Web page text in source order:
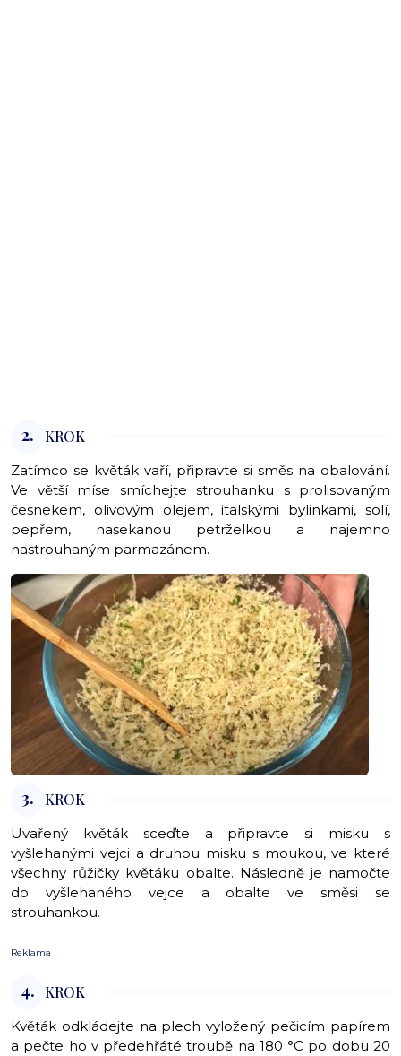
2. KROK
Zatímco se květák vaří, připravte si směs na obalování.
Ve větší míse smíchejte strouhanku s prolisovaným
česnekem, olivovým olejem, italskými bylinkami, solí,
pepřem, nasekanou petrželkou a najemno
nastrouhaným parmazánem.
3. KROK
Uvařený květák sceďte a připravte si misku s
vyšlehanými vejci a druhou misku s moukou, ve které
všechny růžičky květáku obalte. Následně je namočte
do vyšlehaného vejce a obalte ve směsi se
strouhankou.
Reklama
4. KROK
Květák odkládejte na plech vyložený pečicím papírem
a pečte ho v předehřáté troubě na 180 °C po dobu 20